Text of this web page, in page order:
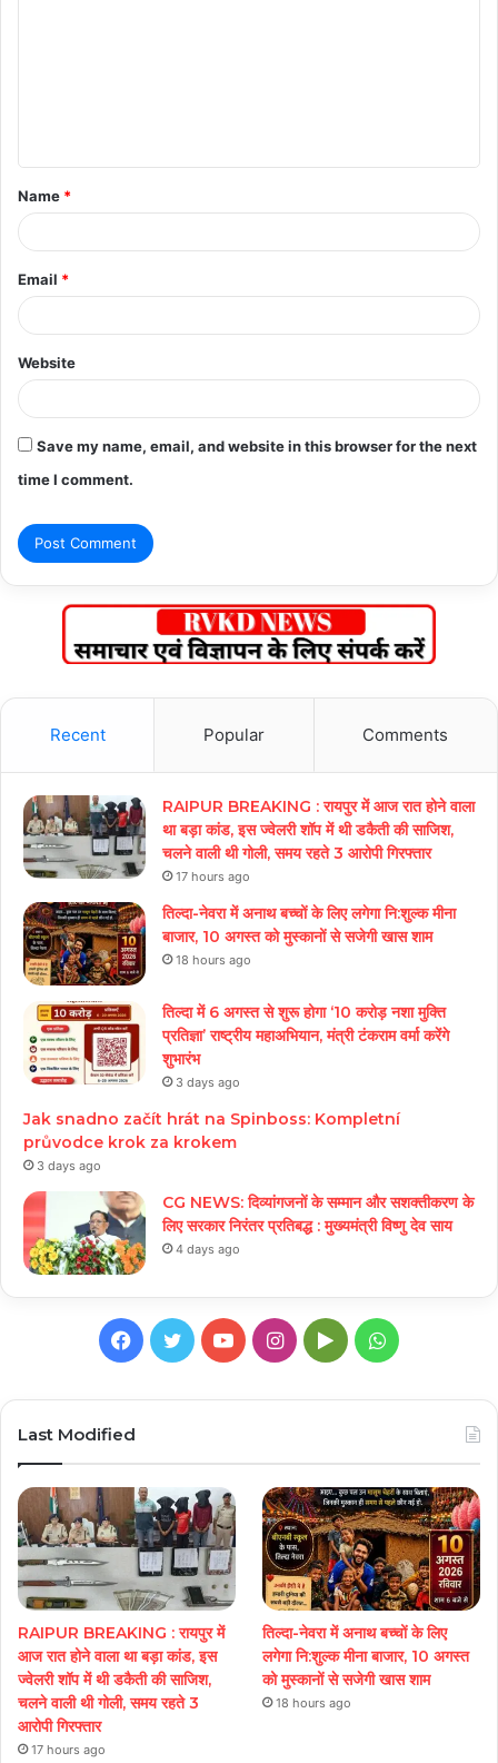
t
*
Name *
Email *
Website
Save my name, email, and website in this browser for the next
time I comment.
Recent Popular Comments
RAIPUR BREAKING : रायपुर में आज रात होने वाला
था बड़ा कांड, इस ज्वेलरी शॉप में थी डकैती की साजिश,
चलने वाली थी गोली, समय रहते 3 आरोपी गिरफ्तार
17 hours ago
तिल्दा-नेवरा में अनाथ बच्चों के लिए लगेगा नि:शुल्क मीना
बाजार, 10 अगस्त को मुस्कानों से सजेगी खास शाम
18 hours ago
तिल्दा में 6 अगस्त से शुरू होगा ‘10 करोड़ नशा मुक्ति
प्रतिज्ञा’ राष्ट्रीय महाअभियान, मंत्री टंकराम वर्मा करेंगे
शुभारंभ
3 days ago
Jak snadno začít hrát na Spinboss: Kompletní
průvodce krok za krokem
3 days ago
CG NEWS: दिव्यांगजनों के सम्मान और सशक्तीकरण के
लिए सरकार निरंतर प्रतिबद्ध : मुख्यमंत्री विष्णु देव साय
4 days ago
Facebook
TwitterYouTubeInstagram
GoogleWhatsApp
Last Modified
RAIPUR BREAKING : रायपुर में
आज रात होने वाला था बड़ा कांड, इस
ज्वेलरी शॉप में थी डकैती की साजिश,
चलने वाली थी गोली, समय रहते 3
आरोपी गिरफ्तार
17 hours ago
तिल्दा-नेवरा में अनाथ बच्चों के लिए
लगेगा नि:शुल्क मीना बाजार, 10 अगस्त
को मुस्कानों से सजेगी खास शाम
18 hours ago